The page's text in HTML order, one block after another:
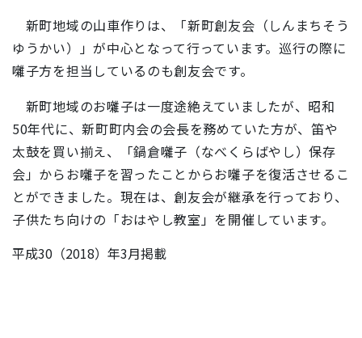
新町地域の山車作りは、「新町創友会（しんまちそう
ゆうかい）」が中心となって行っています。巡行の際に
囃子方を担当しているのも創友会です。
新町地域のお囃子は一度途絶えていましたが、昭和
50年代に、新町町内会の会長を務めていた方が、笛や
太鼓を買い揃え、「鍋倉囃子（なべくらばやし）保存
会」からお囃子を習ったことからお囃子を復活させるこ
とができました。現在は、創友会が継承を行っており、
子供たち向けの「おはやし教室」を開催しています。
平成30（2018）年3月掲載